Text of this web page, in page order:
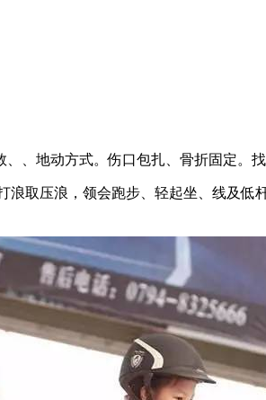
地动方式。伤口包扎、骨折固定。
压浪，领会跑步、轻起坐、线及低